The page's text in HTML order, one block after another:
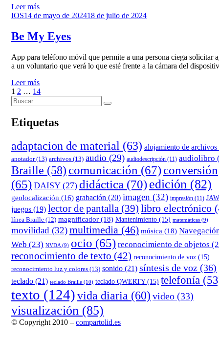
Leer más
IOSPublicado
14 de mayo de 202418 de julio de 2024
Be My Eyes
App para teléfono móvil que permite a una persona ciega solicitar
a un voluntario que verá lo que esté frente a la cámara del
Leer más
Paginación
de
entradas
Página
1 Página
2 … Página
14Página
Buscar:
Buscar
Etiquetas
adaptacion de material (63) alojamiento de archivos
anotador(13) archivos (13) audio (29) audiodescripción (11) audiolibro
Braille (58) comunicación (67)conversión
(65) DAISY(27) didáctica (70)edición (82)
geolocalización (16) grabación (20) imagen (32) impresión (11)
juegos (19) lector de pantalla (39) libro electrónico
línea Braille (12) magnificador (18) Mantenimiento (15) matemáticas (9)
movilidad (32)multimedia (46) música (18)
Web (23) NVDA (9) ocio (65) reconocimiento de objetos
reconocimiento de texto (42) reconocimiento de voz (15)
reconocimiento luz y colores (13) sonido (21) síntesis de voz (36)
teclado (21) teclado Braille (10) teclado QWERTY(15) telefonía
texto (124)vida diaria (60) video (33)
visualización (85)
© Copyright 2010 – compartolid.es